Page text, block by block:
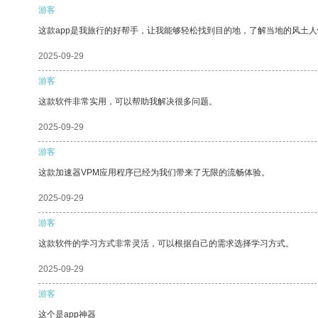
游客
这款app是我旅行的好帮手，让我能够轻松找到目的地，了解当地的风土
2025-09-29
游客
这款软件非常实用，可以帮助我解决很多问题。
2025-09-29
游客
这款加速器VPM应用程序已经为我们带来了无限的流畅体验。
2025-09-29
游客
这款软件的学习方式非常灵活，可以根据自己的需求选择学习方式。
2025-09-29
游客
这个是app神器